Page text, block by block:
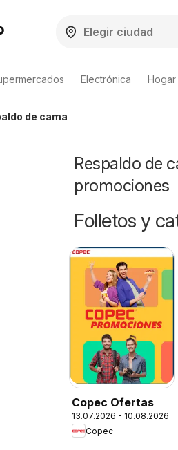
Electrónica Hogar
de cama
Respaldo de
promociones
Folletos y
Copec Ofertas
13.07.2026 - 10.08.2026
Copec